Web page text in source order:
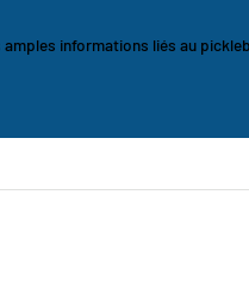
amples informations liés au